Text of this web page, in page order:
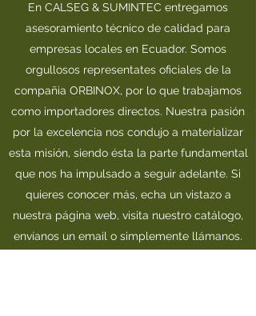
En CALSEG & SUMINTEC entregamos
asesoramiento técnico de calidad para
empresas locales en Ecuador. Somos
orgullosos representates oficiales de la
compañia ORBINOX, por lo que trabajamos
como importadores directos. Nuestra pasión
por la excelencia nos condujo a materializar
esta misión, siendo ésta la parte fundamental
que nos ha impulsado a seguir adelante. Si
quieres conocer más, echa un vistazo a
nuestra página web, visita nuestro catálogo,
envíanos un email o simplemente llámanos.